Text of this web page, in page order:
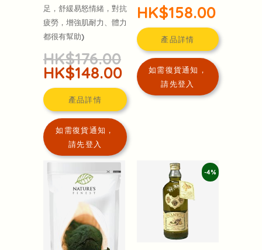
足，舒緩易怒情緒，對抗
疲勞，增強肌耐力、體力
都很有幫助)
HK$176.00
HK$148.00
產品詳情
如需復貨通知，
請先登入
HK$158.00
產品詳情
如需復貨通知，
請先登入
-4%